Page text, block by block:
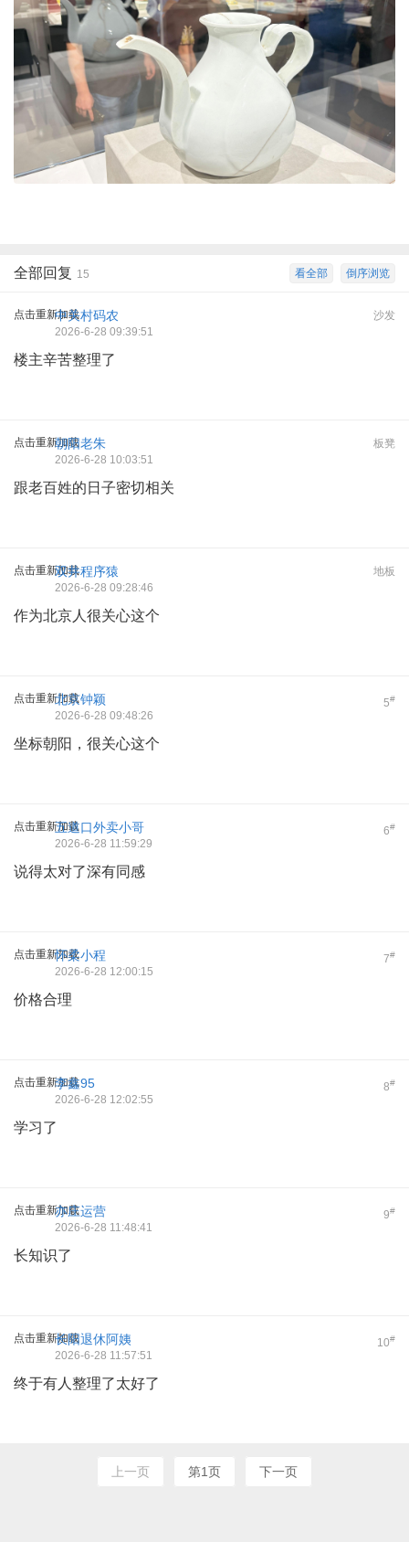
倒序浏览
看全部
全部回复 15
点击重新加载 沙发
中关村码农
2026-6-28 09:39:51
楼主辛苦整理了
点击重新加载 板凳
朝阳老朱
2026-6-28 10:03:51
跟老百姓的日子密切相关
点击重新加载 地板
双井程序猿
2026-6-28 09:28:46
作为北京人很关心这个
点击重新加载 5#
北京钟颖
2026-6-28 09:48:26
坐标朝阳，很关心这个
点击重新加载 6#
五道口外卖小哥
2026-6-28 11:59:29
说得太对了深有同感
点击重新加载 7#
怀柔小程
2026-6-28 12:00:15
价格合理
点击重新加载 8#
李鑫95
2026-6-28 12:02:55
学习了
点击重新加载 9#
亦庄运营
2026-6-28 11:48:41
长知识了
点击重新加载 10#
长阳退休阿姨
2026-6-28 11:57:51
终于有人整理了太好了
上一页 第1页 下一页